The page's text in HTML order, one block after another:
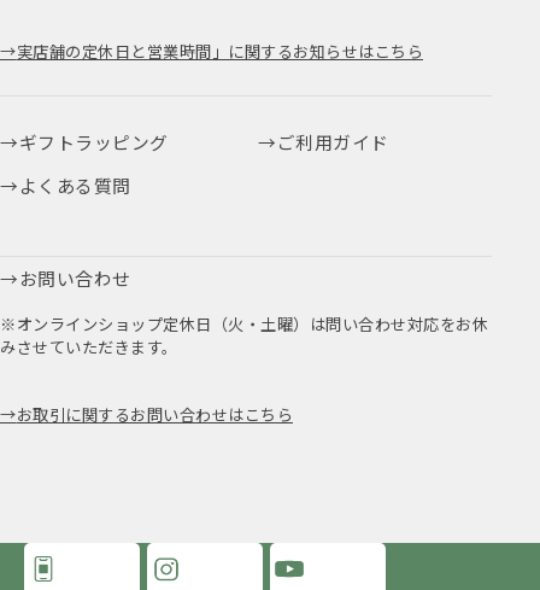
実店舗の定休日と営業時間」に関するお知らせはこちら
ギフトラッピング
ご利用ガイド
よくある質問
お問い合わせ
※オンラインショップ定休日（火・土曜）は問い合わせ対応をお休
みさせていただきます。
お取引に関するお問い合わせはこちら